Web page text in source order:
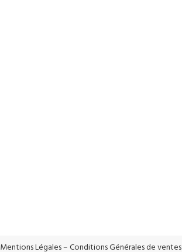
Mentions Légales–Conditions Générales de ventes